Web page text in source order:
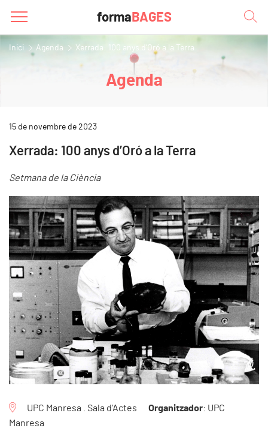
forma BAGES
Inici Agenda Xerrada: 100 anys d’Oró a la Terra
Agenda
15 de novembre de 2023
Xerrada: 100 anys d’Oró a la Terra
Setmana de la Ciència
UPC Manresa . Sala d'Actes Organitzador: UPC
Manresa